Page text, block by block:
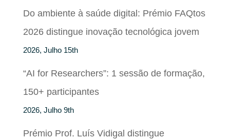
Do ambiente à saúde digital: Prémio FAQtos
2026 distingue inovação tecnológica jovem
2026, Julho 15th
“AI for Researchers”: 1 sessão de formação,
150+ participantes
2026, Julho 9th
Prémio Prof. Luís Vidigal distingue